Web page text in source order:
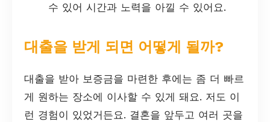
수 있어 시간과 노력을 아낄 수 있어요.
대출을 받게 되면 어떻게 될까?
대출을 받아 보증금을 마련한 후에는 좀 더 빠르
게 원하는 장소에 이사할 수 있게 돼요. 저도 이
런 경험이 있었거든요. 결혼을 앞두고 여러 곳을